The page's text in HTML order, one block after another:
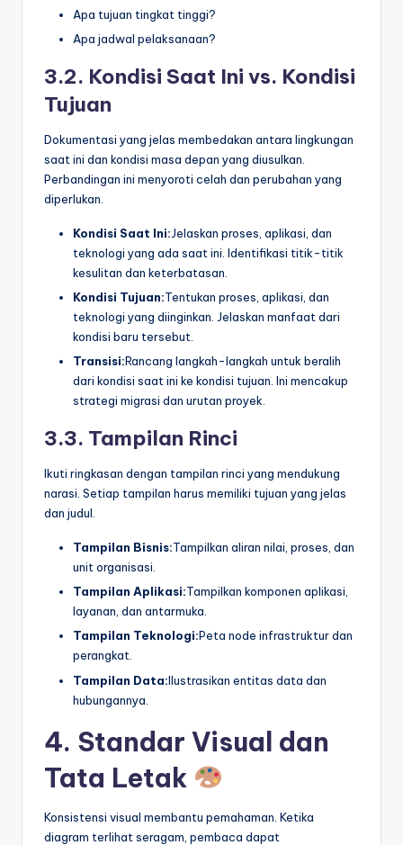
Apa tujuan tingkat tinggi?
Apa jadwal pelaksanaan?
3.2. Kondisi Saat Ini vs. Kondisi
Tujuan
Dokumentasi yang jelas membedakan antara lingkungan
saat ini dan kondisi masa depan yang diusulkan.
Perbandingan ini menyoroti celah dan perubahan yang
diperlukan.
Kondisi Saat Ini:Jelaskan proses, aplikasi, dan
teknologi yang ada saat ini. Identifikasi titik-titik
kesulitan dan keterbatasan.
Kondisi Tujuan:Tentukan proses, aplikasi, dan
teknologi yang diinginkan. Jelaskan manfaat dari
kondisi baru tersebut.
Transisi:Rancang langkah-langkah untuk beralih
dari kondisi saat ini ke kondisi tujuan. Ini mencakup
strategi migrasi dan urutan proyek.
3.3. Tampilan Rinci
Ikuti ringkasan dengan tampilan rinci yang mendukung
narasi. Setiap tampilan harus memiliki tujuan yang jelas
dan judul.
Tampilan Bisnis:Tampilkan aliran nilai, proses, dan
unit organisasi.
Tampilan Aplikasi:Tampilkan komponen aplikasi,
layanan, dan antarmuka.
Tampilan Teknologi:Peta node infrastruktur dan
perangkat.
Tampilan Data:Ilustrasikan entitas data dan
hubungannya.
4. Standar Visual dan
Tata Letak
Konsistensi visual membantu pemahaman. Ketika
diagram terlihat seragam, pembaca dapat